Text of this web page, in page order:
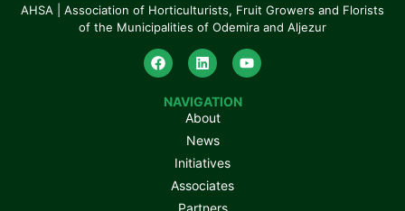
AHSA | Association of Horticulturists, Fruit Growers and Florists
of the Municipalities of Odemira and Aljezur
NAVIGATION
About
News
Initiatives
Associates
Partners